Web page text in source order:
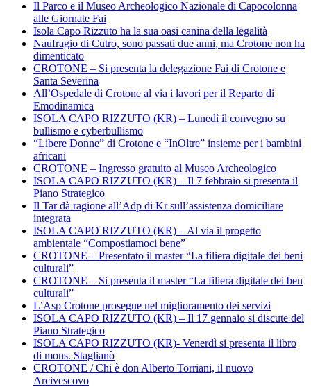
Il Parco e il Museo Archeologico Nazionale di Capocolonna
alle Giornate Fai
Isola Capo Rizzuto ha la sua oasi canina della legalità
Naufragio di Cutro, sono passati due anni, ma Crotone non ha
dimenticato
CROTONE – Si presenta la delegazione Fai di Crotone e
Santa Severina
All’Ospedale di Crotone al via i lavori per il Reparto di
Emodinamica
ISOLA CAPO RIZZUTO (KR) – Lunedì il convegno su
bullismo e cyberbullismo
“Libere Donne” di Crotone e “InOltre” insieme per i bambini
africani
CROTONE – Ingresso gratuito al Museo Archeologico
ISOLA CAPO RIZZUTO (KR) – Il 7 febbraio si presenta il
Piano Strategico
Il Tar dà ragione all’Adp di Kr sull’assistenza domiciliare
integrata
ISOLA CAPO RIZZUTO (KR) – Al via il progetto
ambientale “Compostiamoci bene”
CROTONE – Presentato il master “La filiera digitale dei beni
culturali”
CROTONE – Si presenta il master “La filiera digitale dei ben
culturali”
L’Asp Crotone prosegue nel miglioramento dei servizi
ISOLA CAPO RIZZUTO (KR) – Il 17 gennaio si discute del
Piano Strategico
ISOLA CAPO RIZZUTO (KR)- Venerdì si presenta il libro
di mons. Staglianò
CROTONE / Chi è don Alberto Torriani, il nuovo
Arcivescovo